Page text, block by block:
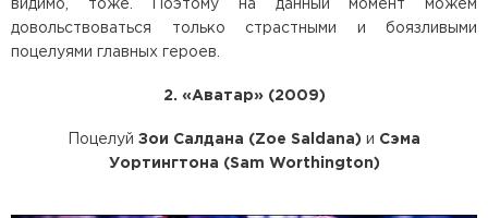
видимо, тоже. Поэтому на данный момент можем
довольствоваться только страстными и боязливыми
поцелуями главных героев.
2. «Аватар» (2009)
Поцелуй Зои Салдана (Zoe Saldana) и Сэма
Уортингтона (Sam Worthington)